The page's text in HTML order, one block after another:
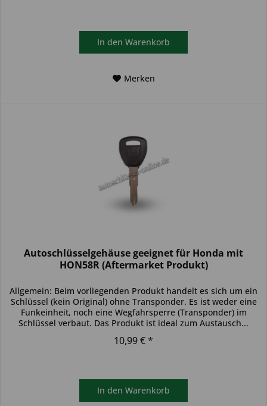
In den Warenkorb
Merken
Autoschlüsselgehäuse geeignet für Honda mit
HON58R (Aftermarket Produkt)
Allgemein: Beim vorliegenden Produkt handelt es sich um ein
Schlüssel (kein Original) ohne Transponder. Es ist weder eine
Funkeinheit, noch eine Wegfahrsperre (Transponder) im
Schlüssel verbaut. Das Produkt ist ideal zum Austausch...
10,99 € *
In den Warenkorb